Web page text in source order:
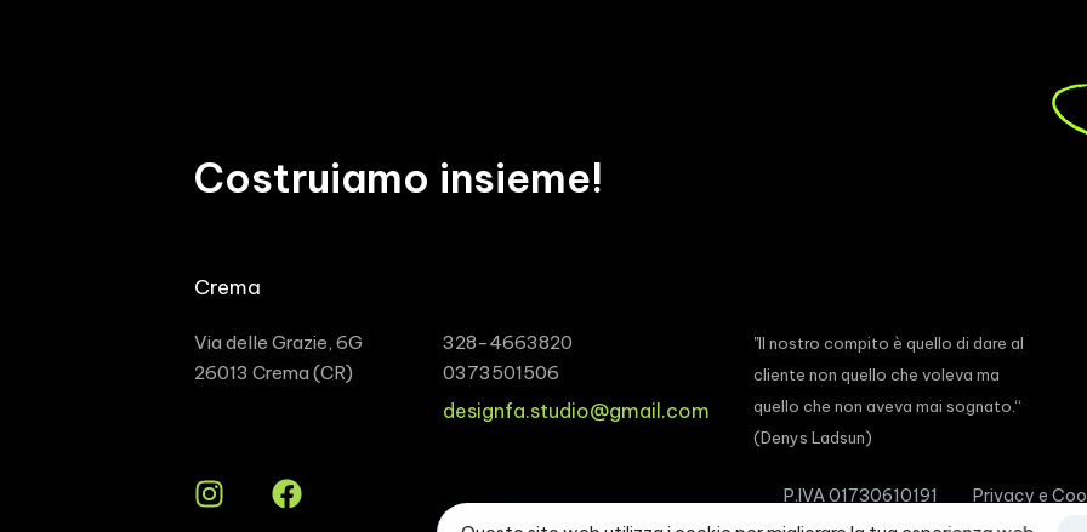
Costruiamo insieme!
Crema
Via delle Grazie, 6G
26013 Crema (CR)
328-4663820
0373501506
designfa.studio@gmail.com
"Il nostro compito è quello di dare al
cliente non quello che voleva ma
quello che non aveva mai sognato.“
(Denys Ladsun)
P.IVA 01730610191 Privacy e